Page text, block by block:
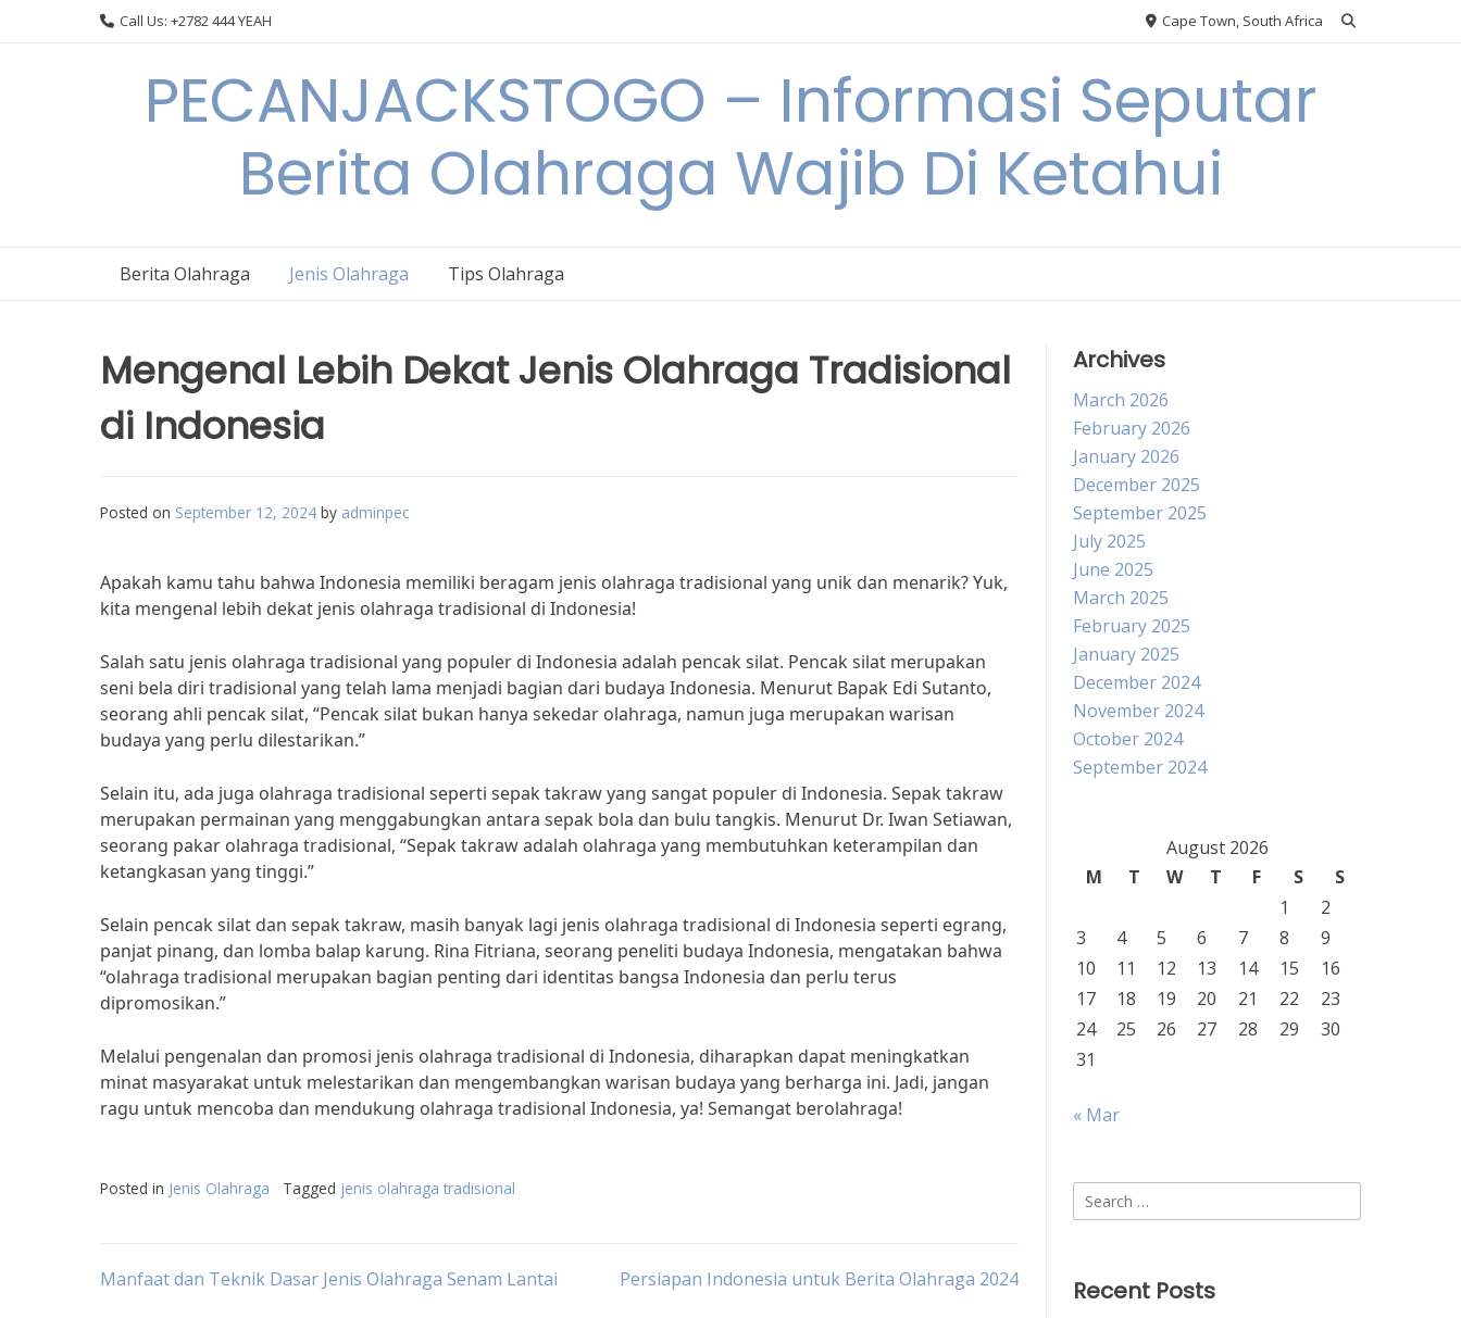
Call Us: +2782 444 YEAH Cape Town, South Africa
PECANJACKSTOGO – Informasi Seputar
Berita Olahraga Wajib Di Ketahui
Berita Olahraga Jenis Olahraga Tips Olahraga
Mengenal Lebih Dekat Jenis Olahraga Tradisional
di Indonesia
Posted on September 12, 2024 by adminpec
Apakah kamu tahu bahwa Indonesia memiliki beragam jenis olahraga tradisional yang unik dan menarik? Yuk,
kita mengenal lebih dekat jenis olahraga tradisional di Indonesia!
Salah satu jenis olahraga tradisional yang populer di Indonesia adalah pencak silat. Pencak silat merupakan
seni bela diri tradisional yang telah lama menjadi bagian dari budaya Indonesia. Menurut Bapak Edi Sutanto,
seorang ahli pencak silat, “Pencak silat bukan hanya sekedar olahraga, namun juga merupakan warisan
budaya yang perlu dilestarikan.”
Selain itu, ada juga olahraga tradisional seperti sepak takraw yang sangat populer di Indonesia. Sepak takraw
merupakan permainan yang menggabungkan antara sepak bola dan bulu tangkis. Menurut Dr. Iwan Setiawan,
seorang pakar olahraga tradisional, “Sepak takraw adalah olahraga yang membutuhkan keterampilan dan
ketangkasan yang tinggi.”
Selain pencak silat dan sepak takraw, masih banyak lagi jenis olahraga tradisional di Indonesia seperti egrang,
panjat pinang, dan lomba balap karung. Rina Fitriana, seorang peneliti budaya Indonesia, mengatakan bahwa
“olahraga tradisional merupakan bagian penting dari identitas bangsa Indonesia dan perlu terus
dipromosikan.”
Melalui pengenalan dan promosi jenis olahraga tradisional di Indonesia, diharapkan dapat meningkatkan
minat masyarakat untuk melestarikan dan mengembangkan warisan budaya yang berharga ini. Jadi, jangan
ragu untuk mencoba dan mendukung olahraga tradisional Indonesia, ya! Semangat berolahraga!
Posted in Jenis Olahraga Tagged jenis olahraga tradisional
Post
Manfaat dan Teknik Dasar Jenis Olahraga Senam Lantai Persiapan Indonesia untuk Berita Olahraga 2024
Archives
March 2026
February 2026
January 2026
December 2025
September 2025
July 2025
June 2025
March 2025
February 2025
January 2025
December 2024
November 2024
October 2024
September 2024
August 2026
M
T W T F S
S
1
2
3
4 5 6 7 8
9
10
11 12 13 14 15
16
17
18 19 20 21 22
23
24
25 26 27 28 29
30
31
« Mar
Search
for:
Recent Posts